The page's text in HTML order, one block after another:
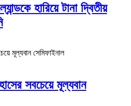
হারিয়ে টানা দ্বিতীয়
সবচেয়ে মূল্যবান